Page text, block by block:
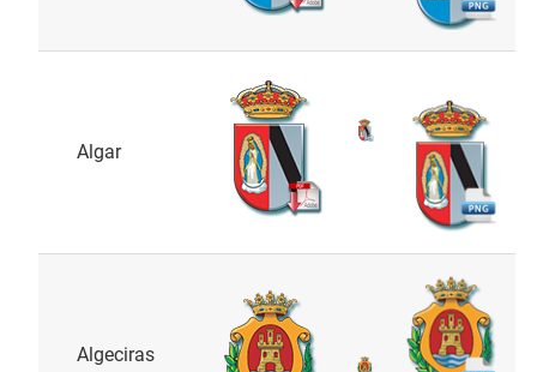
Algar
Algeciras